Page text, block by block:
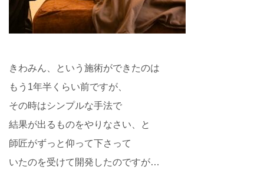
きわみん、という施術ができたのは
もう1年半くらい前ですが、
その時はシンプルな手法で
結果が出るものをやりなさい、と
師匠がずっと仰って下さって
いたのを受けて開発したのですが…